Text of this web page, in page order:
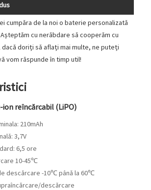
cumpăra de la noi o baterie personalizată
Așteptăm cu nerăbdare să cooperăm cu
doriți să aflați mai multe, ne puteți
vom răspunde în timp util!
reîncărcabil (LiPO)
210mAh
3,7V
6,5 ore
10-45℃
descărcare -10℃ până la 60℃
descărcare